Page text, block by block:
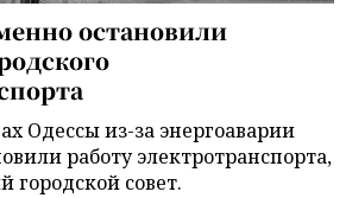
остановили
Одессы из-за энергоаварии
работу электротранспорта,
городской совет.